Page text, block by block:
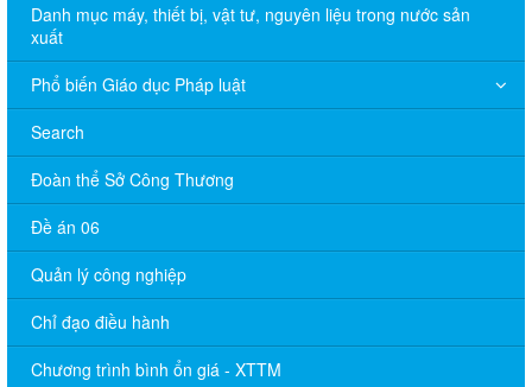
Danh mục máy, thiết bị, vật tư, nguyên liệu trong nước sản
xuất
Phổ biến Giáo dục Pháp luật
Search
Đoàn thể Sở Công Thương
Đề án 06
Quản lý công nghiệp
Chỉ đạo điều hành
Chương trình bình ổn giá - XTTM